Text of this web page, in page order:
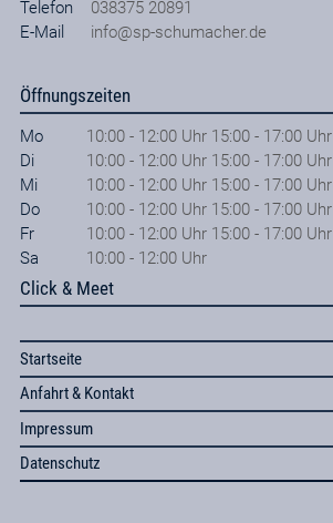
Telefon
038375 20891
E-Mail
info@sp-schumacher.de
Öffnungszeiten
Mo
10:00 - 12:00 Uhr 15:00 - 17:00 Uhr
Di
10:00 - 12:00 Uhr 15:00 - 17:00 Uhr
Mi
10:00 - 12:00 Uhr 15:00 - 17:00 Uhr
Do
10:00 - 12:00 Uhr 15:00 - 17:00 Uhr
Fr
10:00 - 12:00 Uhr 15:00 - 17:00 Uhr
Sa
10:00 - 12:00 Uhr
Click & Meet
Startseite
Anfahrt & Kontakt
Impressum
Datenschutz